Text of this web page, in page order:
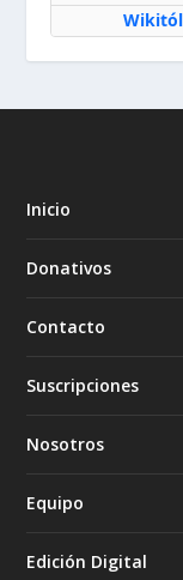
Inicio
Donativos
Contacto
Suscripciones
Nosotros
Equipo
Edición Digital